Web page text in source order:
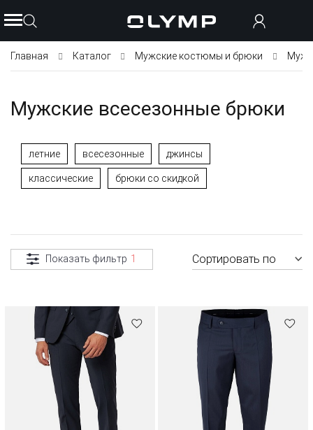
Главная Каталог Мужские костюмы и брюки
Мужские всесезонные брюки
летние всесезонные джинсы
классические брюки со скидкой
Показать фильтр 1 Сортировать по